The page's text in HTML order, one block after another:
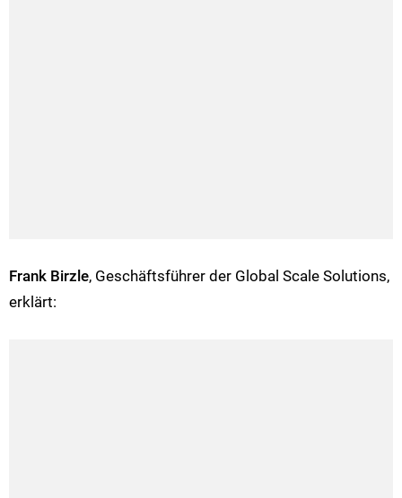
Frank Birzle, Geschäftsführer der Global Scale Solutions,
erklärt: